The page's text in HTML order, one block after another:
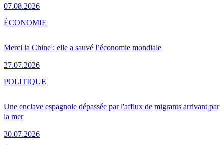
07.08.2026
Merci la Chine : elle a sauvé l’économie mondiale
27.07.2026
ÉCONOMIE
Une enclave espagnole dépassée par l'afflux de migrants arrivant par
la mer
30.07.2026
POLITIQUE